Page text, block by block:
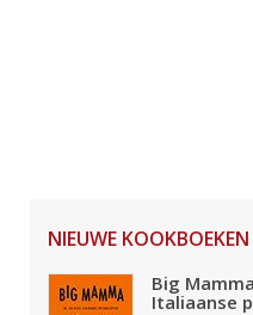
NIEUWE KOOKBOEKEN
Big
Italiaanse